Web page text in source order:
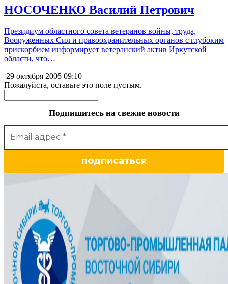
НОСОЧЕНКО Василий Петрович
Президиум областного совета ветеранов войны, труда,
Вооруженных Сил и правоохранительных органов с глубоким
прискорбием информирует ветеранский актив Иркутской
области, что…
29 октября 2005 09:10
Пожалуйста, оставьте это поле пустым.
Подпишитесь на свежие новости